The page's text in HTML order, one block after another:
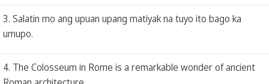
3. Salatin mo ang upuan upang matiyak na tuyo ito bago ka
umupo.
4. The Colosseum in Rome is a remarkable wonder of ancient